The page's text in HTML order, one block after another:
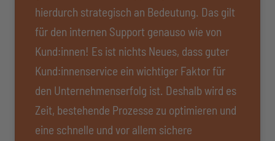
hierdurch strategisch an Bedeutung. Das gilt
für den internen Support genauso wie von
Kund:innen! Es ist nichts Neues, dass guter
Kund:innenservice ein wichtiger Faktor für
den Unternehmenserfolg ist. Deshalb wird es
Zeit, bestehende Prozesse zu optimieren und
eine schnelle und vor allem sichere